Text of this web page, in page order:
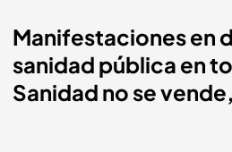
Manifestaciones en
sanidad pública en
Sanidad no se